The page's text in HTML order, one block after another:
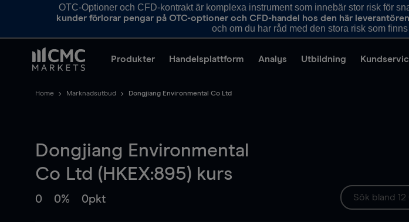
OTC-Optioner och CFD-kontrakt är komplexa instrument som innebär stor risk för
kunder förlorar pengar på OTC-optioner och CFD-handel hos den här leverantören
och om du har råd med den stora risk som
Produkter Handelsplattform Analys Utbildning
Home Marknadsutbud Dongjiang Environmental Co Ltd
Dongjiang Environmental
Co Ltd (HKEX:895) kurs
0 0% 0pkt